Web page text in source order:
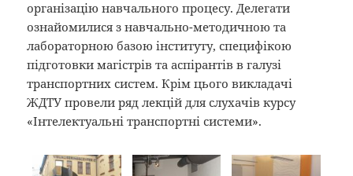
організацію навчального процесу. Делегати
ознайомилися з навчально-методичною та
лабораторною базою інституту, специфікою
підготовки магістрів та аспірантів в галузі
транспортних систем. Крім цього викладачі
ЖДТУ провели ряд лекцій для слухачів курсу
«Інтелектуальні транспортні системи».